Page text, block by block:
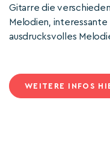
Gitarre die
Melodien,
ausdrucksvolles
WEITERE INFOS